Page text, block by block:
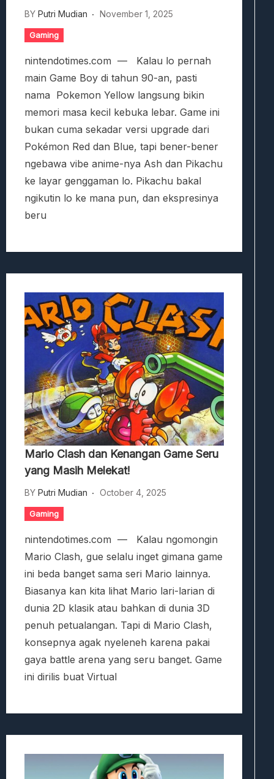
BY Putri Mudian November 1, 2025
Gaming
nintendotimes.com — Kalau lo pernah
main Game Boy di tahun 90-an, pasti
nama Pokemon Yellow langsung bikin
memori masa kecil kebuka lebar. Game ini
bukan cuma sekadar versi upgrade dari
Pokémon Red dan Blue, tapi bener-bener
ngebawa vibe anime-nya Ash dan Pikachu
ke layar genggaman lo. Pikachu bakal
ngikutin lo ke mana pun, dan ekspresinya
beru
Mario Clash dan Kenangan Game Seru
yang Masih Melekat!
BY Putri Mudian October 4, 2025
Gaming
nintendotimes.com — Kalau ngomongin
Mario Clash, gue selalu inget gimana game
ini beda banget sama seri Mario lainnya.
Biasanya kan kita lihat Mario lari-larian di
dunia 2D klasik atau bahkan di dunia 3D
penuh petualangan. Tapi di Mario Clash,
konsepnya agak nyeleneh karena pakai
gaya battle arena yang seru banget. Game
ini dirilis buat Virtual